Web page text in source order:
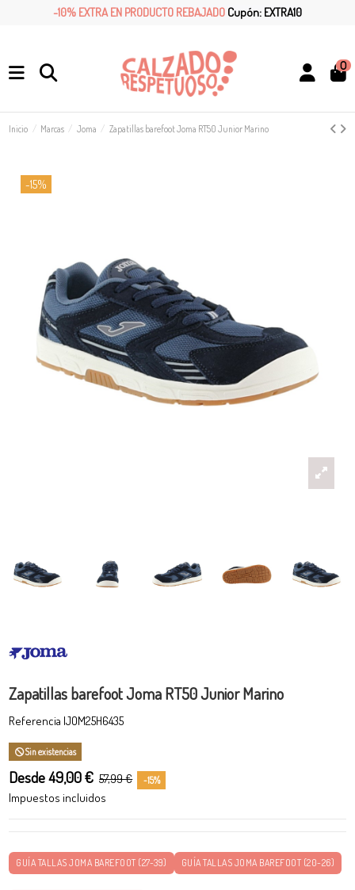
-10% EXTRA EN PRODUCTO REBAJADO Cupón: EXTRA10
0
Inicio Marcas Joma Zapatillas barefoot Joma RT50 Junior Marino
-15%
Zapatillas barefoot Joma RT50 Junior Marino
Referencia IJOM25H6435
Sin existencias
Desde 49,00 € 57,99 € -15%
Impuestos incluidos
GUÍA TALLAS JOMA BAREFOOT (27-39) GUÍA TALLAS JOMA BAREFOOT (20-26)